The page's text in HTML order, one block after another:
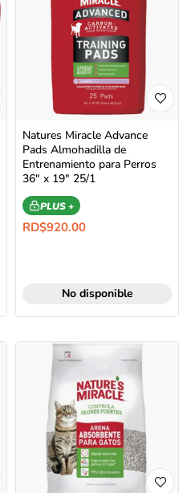
Natures Miracle Advance
Pads Almohadilla de
Entrenamiento para Perros
36″ x 19″ 25/1
PLUS +
RD$920.00
No disponible